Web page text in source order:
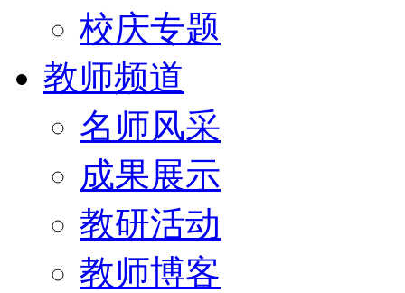
校庆专题
教师频道
名师风采
成果展示
教研活动
教师博客